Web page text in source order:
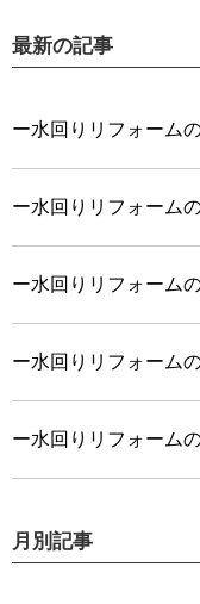
最新の記事
ー水回りリフォーム
ー水回りリフォーム
ー水回りリフォーム
ー水回りリフォーム
ー水回りリフォーム
月別記事